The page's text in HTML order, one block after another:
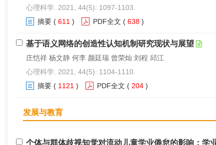
心理科学. 2021, 44(5): 1097-1103.
摘要 ( 611 ) PDF全文 ( 638 )
基于语义网络的创造性认知机制研究现状与展望
庄恺祥 杨文静 何李 颜廷瑞 曾荣灿 刘程 邱江
心理科学. 2021, 44(5): 1104-1110.
摘要 ( 1121 ) PDF全文 ( 204 )
发展与教育
个体与群体歧视知觉对流动儿童学业倦怠的影响：学